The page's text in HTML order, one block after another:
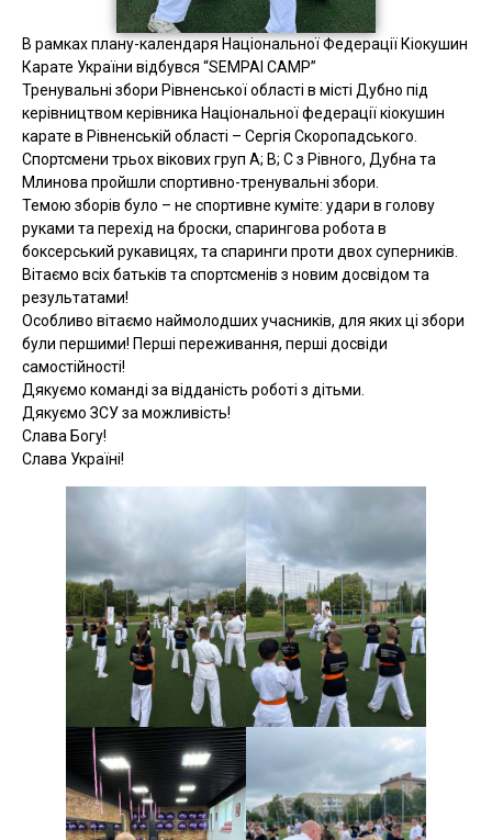
В рамках плану-календаря Національної Федерації Кіокушин
Карате України відбувся “SEMPAI CAMP”
Тренувальні збори Рівненської області в місті Дубно під
керівництвом керівника Національної федерації кіокушин
карате в Рівненській області – Сергія Скоропадського.
Спортсмени трьох вікових груп А; В; С з Рівного, Дубна та
Млинова пройшли спортивно-тренувальні збори.
Темою зборів було – не спортивне куміте: удари в голову
руками та перехід на броски, спарингова робота в
боксерський рукавицях, та спаринги проти двох суперників.
Вітаємо всіх батьків та спортсменів з новим досвідом та
результатами!
Особливо вітаємо наймолодших учасників, для яких ці збори
були першими! Перші переживання, перші досвіди
самостійності!
Дякуємо команді за відданість роботі з дітьми.
Дякуємо ЗСУ за можливість!
Слава Богу!
Слава Україні!